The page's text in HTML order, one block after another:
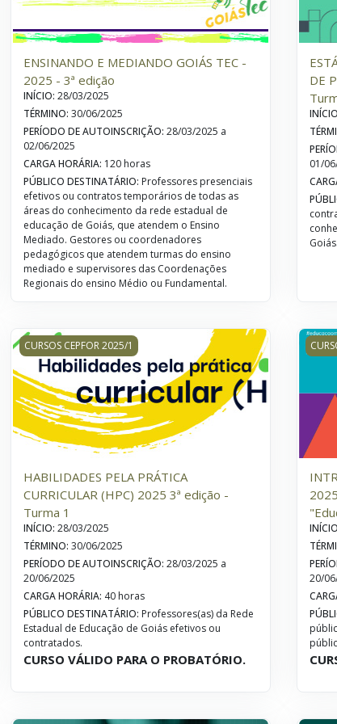
ENSINANDO E MEDIANDO GOIÁS TEC -
2025 - 3ª edição
INÍCIO: 28/03/2025
TÉRMINO: 30/06/2025
PERÍODO DE AUTOINSCRIÇÃO: 28/03/2025 a
02/06/2025
CARGA HORÁRIA: 120 horas
PÚBLICO DESTINATÁRIO: Professores presenciais
efetivos ou contratos temporários de todas as
áreas do conhecimento da rede estadual de
educação de Goiás, que atendem o Ensino
Mediado. Gestores ou coordenadores
pedagógicos que atendem turmas do ensino
mediado e supervisores das Coordenações
Regionais do ensino Médio ou Fundamental.
DE
INÍCIO
01/
Goiás.
- Turma 1
HABILIDADES PELA PRÁTICA CURRICULAR (HPC)
CURSOS CEPFOR 2025/1
HABILIDADES PELA PRÁTICA
CURRICULAR (HPC) 2025 3ª edição -
Turma 1
INÍCIO: 28/03/2025
TÉRMINO: 30/06/2025
PERÍODO DE AUTOINSCRIÇÃO: 28/03/2025 a
20/06/2025
CARGA HORÁRIA: 40 horas
PÚBLICO DESTINATÁRIO: Professores(as) da Rede
Estadual de Educação de Goiás efetivos ou
contratados.
CURSO VÁLIDO PARA O PROBATÓRIO.
INÍCIO
20/